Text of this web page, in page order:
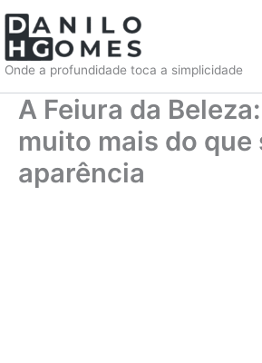
Ir
para
conteúdo
Onde a profundidade toca a simplicidade
A Feiura da
muito mais do que
aparência